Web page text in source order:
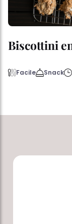
Biscottini
Facile Snack